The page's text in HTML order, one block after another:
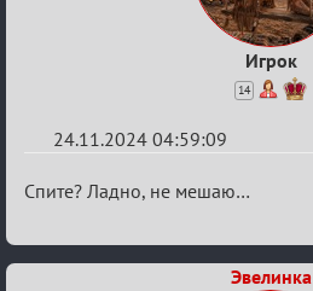
Игрок
14
24.11.2024 04:59:09
Re:
связь
Спите? Ладно, не мешаю…
Эвелинка